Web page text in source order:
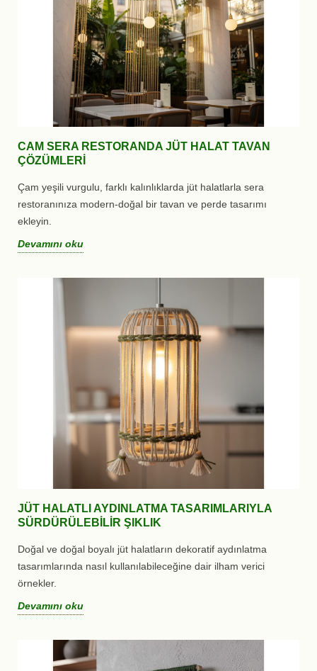
CAM SERA RESTORANDA JÜT HALAT TAVAN
ÇÖZÜMLERI
Çam yeşili vurgulu, farklı kalınlıklarda jüt halatlarla sera
restoranınıza modern-doğal bir tavan ve perde tasarımı
ekleyin.
Devamını oku
JÜT HALATLI AYDINLATMA TASARIMLARIYLA
SÜRDÜRÜLEBILIR ŞIKLIK
Doğal ve doğal boyalı jüt halatların dekoratif aydınlatma
tasarımlarında nasıl kullanılabileceğine dair ilham verici
örnekler.
Devamını oku